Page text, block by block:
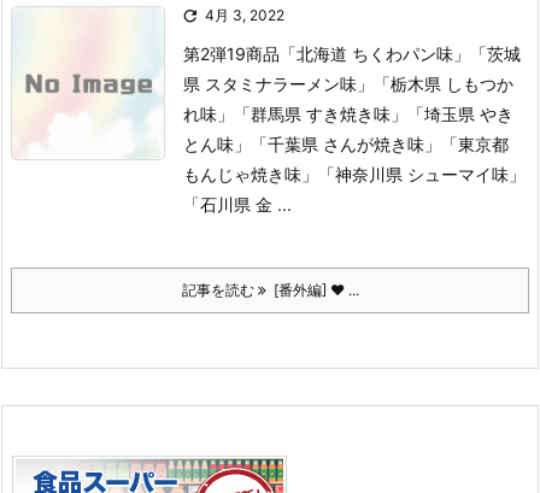
 4月 3, 2022
第2弾19商品 「北海道 ちくわパン味」「茨城
県 スタミナラーメン味」「栃木県 しもつか
れ味」「群馬県 すき焼き味」「埼玉県 やき
とん味」「千葉県 さんが焼き味」「東京都
もんじゃ焼き味」「神奈川県 シューマイ味」
「石川県 金 ...
記事を読む [番外編] ♥ ...